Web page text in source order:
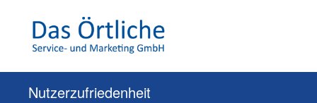
Nutzerzufriedenheit